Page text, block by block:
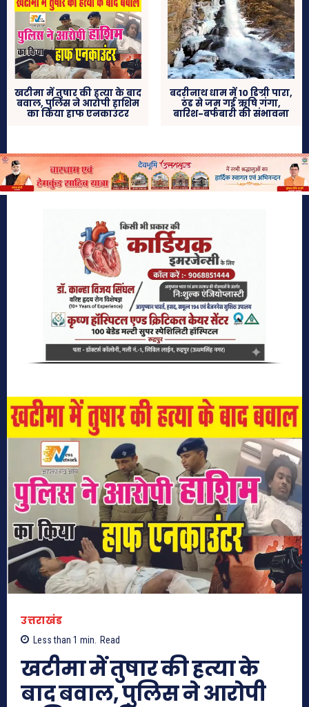
खटीमा में तुषार की हत्या के बाद
बवाल, पुलिस ने आरोपी हाशिम
का किया हाफ एनकाउंटर
बदरीनाथ धाम में 10 डिग्री पारा,
ठंड से जम गई ऋषि गंगा,
बारिश-बर्फबारी की संभावना